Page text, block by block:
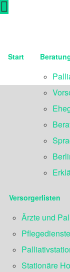
Start
Versorgerlisten
Ärzte und
Pflegedienste
Stationäre